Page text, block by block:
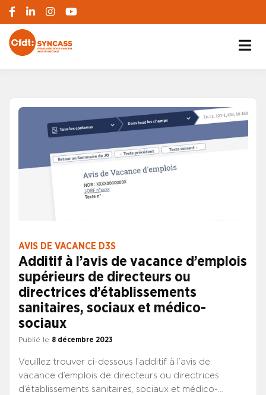
AVIS DE VACANCE D3S
Additif à l’avis de vacance d’emplois
supérieurs de directeurs ou
directrices d’établissements
sanitaires, sociaux et médico-
sociaux
Publié le 8 décembre 2023
Veuillez trouver ci-dessous l’additif à l’avis de
vacance d’emplois de directeurs ou directrices
d’établissements sanitaires, sociaux et médico-